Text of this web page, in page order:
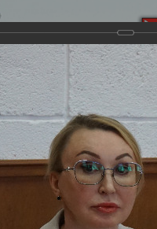
Депутаты Комитеты